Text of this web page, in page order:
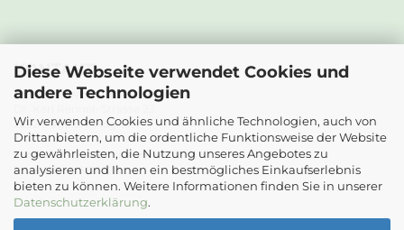
Diese Webseite verwendet Cookies und
andere Technologien
Wir verwenden Cookies und ähnliche Technologien, auch von
Drittanbietern, um die ordentliche Funktionsweise der Website
zu gewährleisten, die Nutzung unseres Angebotes zu
analysieren und Ihnen ein bestmögliches Einkaufserlebnis
bieten zu können. Weitere Informationen finden Sie in unserer
Datenschutzerklärung.
KONTAKT
Die Papierwerkstatt
2232 Deutsch-Wagram
Email: info@diepapierwerkstatt.at
Tel. +43 664 5261978
Kontaktformular